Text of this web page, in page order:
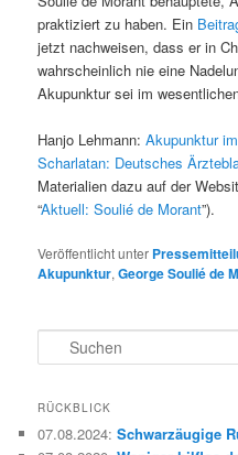
praktiziert zu haben. Ein
jetzt nachweisen, dass er in
wahrscheinlich nie eine
Akupunktur sei im
Hanjo Lehmann:Akupunktur
Scharlatan: Deutsches
Materialien dazu auf der
“Aktuell: Soulié de Morant”).
Veröffentlicht unter
Akupunktur,George Soulié de
u
h
n
RÜCKBLICK
07.08.2024:Schwarzäugige